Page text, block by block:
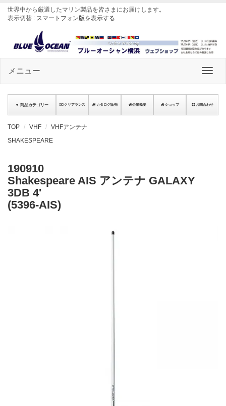
世界中から厳選したマリン製品を皆さまにお届けします。
表示切替 : スマートフォン版を表示する
メニュー
▼ 商品カテゴリー クリアランス カタログ販売 企業概要 ショップ お問合わせ
TOP VHF
VHFアンテナ
SHAKESPEARE
190910
Shakespeare AIS アンテナ GALAXY
3DB 4'
(5396-AIS)